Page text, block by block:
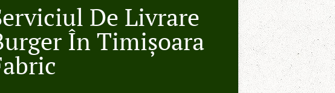
De Livrare
În Timișoara